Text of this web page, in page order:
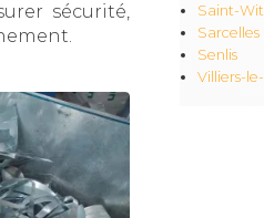
sécurité,
Saint-
Sarcelles
Senlis
Villiers-